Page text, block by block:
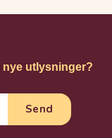
utlysninger?